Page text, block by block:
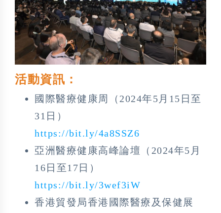
活動資訊：
國際醫療健康周（2024年5月15日至
31日）
https://bit.ly/4a8SSZ6
亞洲醫療健康高峰論壇（2024年5月
16日至17日）
https://bit.ly/3wef3iW
香港貿發局香港國際醫療及保健展